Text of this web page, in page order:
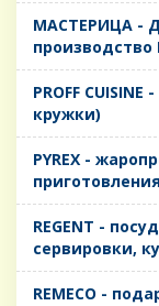
MАСТЕРИЦА -
PROFF
кружки)
PYREX -
REGENT -
сервировки,
REMECO -